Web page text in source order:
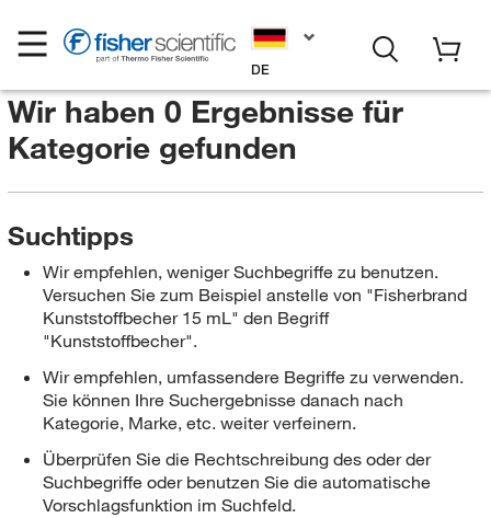
DE
Wir haben 0 Ergebnisse für
Kategorie gefunden
Suchtipps
Wir empfehlen, weniger Suchbegriffe zu benutzen.
Versuchen Sie zum Beispiel anstelle von "Fisherbrand
Kunststoffbecher 15 mL" den Begriff
"Kunststoffbecher".
Wir empfehlen, umfassendere Begriffe zu verwenden.
Sie können Ihre Suchergebnisse danach nach
Kategorie, Marke, etc. weiter verfeinern.
Überprüfen Sie die Rechtschreibung des oder der
Suchbegriffe oder benutzen Sie die automatische
Vorschlagsfunktion im Suchfeld.